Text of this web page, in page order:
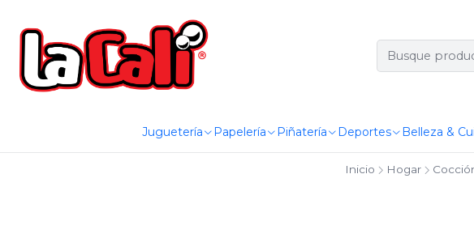
Juguetería Papelería Piñatería Deportes Belleza &
Inicio Hogar